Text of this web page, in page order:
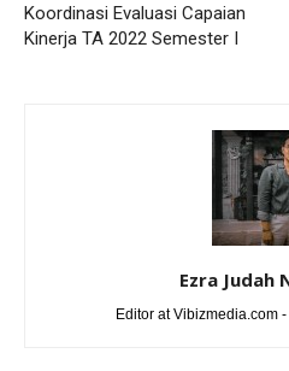
Koordinasi Evaluasi Capaian
Kinerja TA 2022 Semester I
Ezra Judah
Editor at Vibizmedia.com